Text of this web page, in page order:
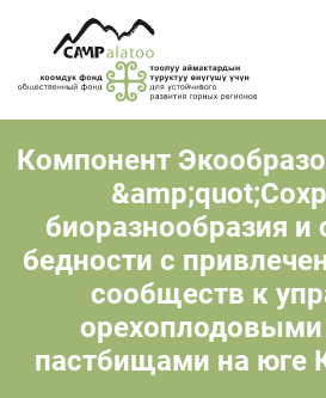
Компонент
биоразнообразия
бедности c
сообществ к
пастбищами на юге